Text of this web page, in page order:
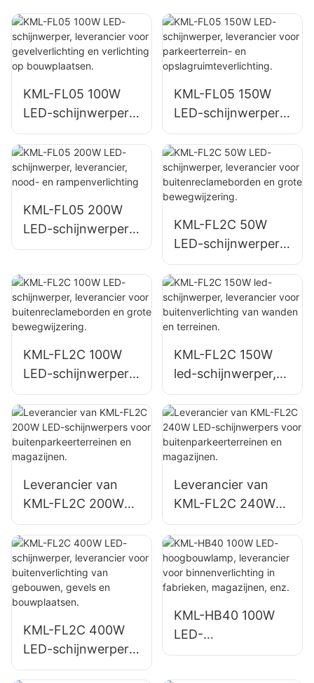
KML-FL05 100W
LED-schijnwerper,
leverancier voor
gevelverlichting en
verlichting op
bouwplaatsen.
KML-FL05 150W
LED-schijnwerper,
leverancier voor
parkeerterrein- en
opslagruimteverlich
ting.
KML-FL05 200W
LED-schijnwerper,
leverancier, nood-
rampenverlichting
KML-FL2C 50W
LED-schijnwerper,
leverancier voor
buitenreclamebord
en en grote
bewegwijzering.
KML-FL2C 100W
LED-schijnwerper,
leverancier voor
buitenreclamebord
en en grote
bewegwijzering.
KML-FL2C 150W
led-schijnwerper,
leverancier voor
buitenverlichting
van wanden en
terreinen.
Leverancier van
KML-FL2C 200W
LED-schijnwerpers
voor
buitenparkeerterrei
nen en magazijnen.
Leverancier van
KML-FL2C 240W
LED-schijnwerpers
voor
buitenparkeerterrei
nen en magazijnen.
KML-FL2C 400W
LED-schijnwerper,
leverancier voor
KML-HB40 100W
LED-
hoogbouwlamp,